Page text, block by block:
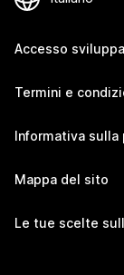
Accesso
Termini e
Informativa sulla
Mappa del sito
Le tue scelte